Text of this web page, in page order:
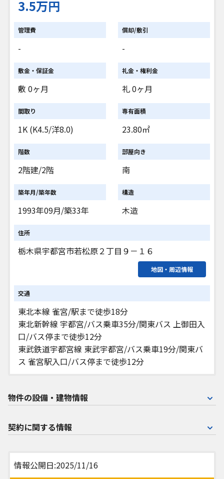
3.5万円
管理費
-
償却/敷引
-
敷金・保証金
敷 0ヶ月
礼金・権利金
礼 0ヶ月
間取り
1K (K4.5/洋8.0)
専有面積
23.80㎡
階数
2階建/2階
部屋向き
南
築年月/築年数
1993年09月/築33年
構造
木造
住所
栃木県宇都宮市若松原２丁目９－１６
地図・周辺情報
交通
東北本線 雀宮/駅まで徒歩18分
東北新幹線 宇都宮/バス乗車35分/関東バス 上御田入
口/バス停まで徒歩12分
東武鉄道宇都宮線 東武宇都宮/バス乗車19分/関東バ
ス 雀宮駅入口/バス停まで徒歩12分
物件の設備・建物情報
契約に関する情報
情報公開日:2025/11/16